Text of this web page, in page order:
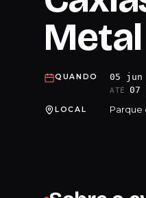
Metal
QUANDO 05 jun
ATÉ 07
LOCAL Parque